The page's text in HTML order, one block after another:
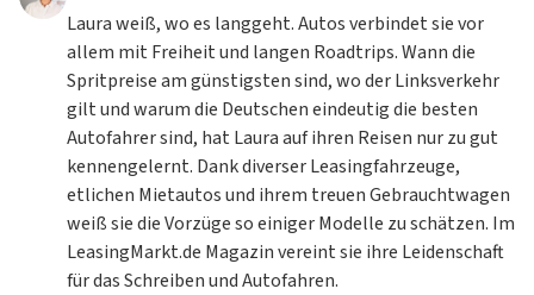
Laura weiß, wo es langgeht. Autos verbindet sie vor
allem mit Freiheit und langen Roadtrips. Wann die
Spritpreise am günstigsten sind, wo der Linksverkehr
gilt und warum die Deutschen eindeutig die besten
Autofahrer sind, hat Laura auf ihren Reisen nur zu gut
kennengelernt. Dank diverser Leasingfahrzeuge,
etlichen Mietautos und ihrem treuen Gebrauchtwagen
weiß sie die Vorzüge so einiger Modelle zu schätzen. Im
LeasingMarkt.de Magazin vereint sie ihre Leidenschaft
für das Schreiben und Autofahren.